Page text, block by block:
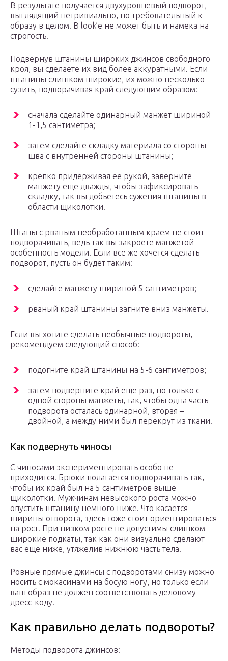
В результате получается двухуровневый подворот,
выглядящий нетривиально, но требовательный к
образу в целом. В look’е не может быть и намека на
строгость.
Подвернув штанины широких джинсов свободного
кроя, вы сделаете их вид более аккуратными. Если
штанины слишком широкие, их можно несколько
сузить, подворачивая край следующим образом:
сначала сделайте одинарный манжет шириной
1-1,5 сантиметра;
затем сделайте складку материала со стороны
шва с внутренней стороны штанины;
крепко придерживая ее рукой, заверните
манжету еще дважды, чтобы зафиксировать
складку, так вы добьетесь сужения штанины в
области щиколотки.
Штаны с рваным необработанным краем не стоит
подворачивать, ведь так вы закроете манжетой
особенность модели. Если все же хочется сделать
подворот, пусть он будет таким:
сделайте манжету шириной 5 сантиметров;
рваный край штанины загните вниз манжеты.
Если вы хотите сделать необычные подвороты,
рекомендуем следующий способ:
подогните край штанины на 5-6 сантиметров;
затем подверните край еще раз, но только с
одной стороны манжеты, так, чтобы одна часть
подворота осталась одинарной, вторая –
двойной, а между ними был перекрут из ткани.
Как подвернуть чиносы
С чиносами экспериментировать особо не
приходится. Брюки полагается подворачивать так,
чтобы их край был на 5 сантиметров выше
щиколотки. Мужчинам невысокого роста можно
опустить штанину немного ниже. Что касается
ширины отворота, здесь тоже стоит ориентироваться
на рост. При низком росте не допустимы слишком
широкие подкаты, так как они визуально сделают
вас еще ниже, утяжелив нижнюю часть тела.
Ровные прямые джинсы с подворотами снизу можно
носить с мокасинами на босую ногу, но только если
ваш образ не должен соответствовать деловому
дресс-коду.
Как правильно делать подвороты?
Методы подворота джинсов: